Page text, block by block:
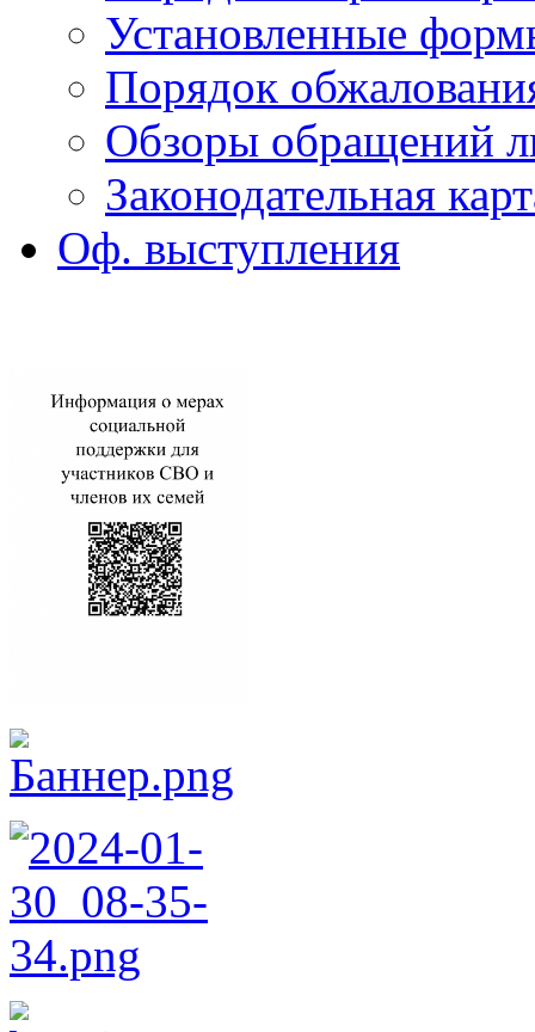
Установленные
Порядок
Обзоры обращений
Законодательная
Оф. выступления